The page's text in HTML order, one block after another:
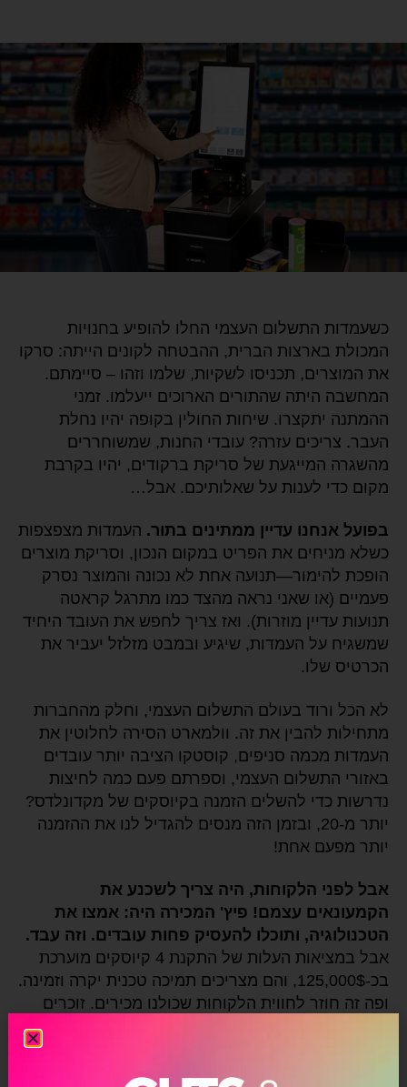
כשעמדות התשלום העצמי החלו להופיע בחנויות
המכולת בארצות הברית, ההבטחה לקונים הייתה: סרקו
את המוצרים, תכניסו לשקיות, שלמו וזהו – סיימתם.
המחשבה היתה שהתורים הארוכים ייעלמו. זמני
ההמתנה יתקצרו. שיחות החולין בקופה יהיו נחלת
העבר. צריכים עזרה? עובדי החנות, שמשוחררים
מהשגרה המייגעת של סריקת ברקודים, יהיו בקרבת
מקום כדי לענות על שאלותיכם. אבל…
בפועל אנחנו עדיין ממתינים בתור. העמדות מצפצפות
כשלא מניחים את הפריט במקום הנכון, וסריקת מוצרים
הופכת להימור—תנועה אחת לא נכונה והמוצר נסרק
פעמיים (או שאני נראה מהצד כמו מתרגל קראטה
תנועות עדיין מוזרות). ואז צריך לחפש את העובד היחיד
שמשגיח על העמדות, שיגיע ובמבט מזלזל יעביר את
הכרטיס שלו.
לא הכל ורוד בעולם התשלום העצמי, וחלק מהחברות
מתחילות להבין את זה. וולמארט הסירה לחלוטין את
העמדות מכמה סניפים, קוסטקו הציבה יותר עובדים
באזורי התשלום העצמי, וספרתם פעם כמה לחיצות
נדרשות כדי להשלים הזמנה בקיוסקים של מקדונלדס?
יותר מ-20, ובזמן הזה מנסים להגדיל לנו את ההזמנה
יותר מפעם אחת!
אבל לפני הלקוחות, היה צריך לשכנע את
הקמעונאים עצמם! פיץ' המכירה היה: אמצו את
הטכנולוגיה, ותוכלו להעסיק פחות עובדים. וזה עבד.
אבל במציאות העלות של התקנת 4 קיוסקים מוערכת
בכ-125,000$, והם מצריכים תמיכה טכנית יקרה וזמינה.
ופה זה חוזר לחווית הלקוחות שכולנו מכירים. זוכרים
את המהלך הניסיוני של שופרסל עם העגלות החכמות?